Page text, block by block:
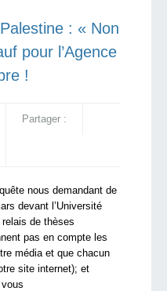
: « Non
pour l’Agence
!
Partager :
nous demandant de
devant l’Université
de thèses
pas en compte les
média et que chacun
site internet); et